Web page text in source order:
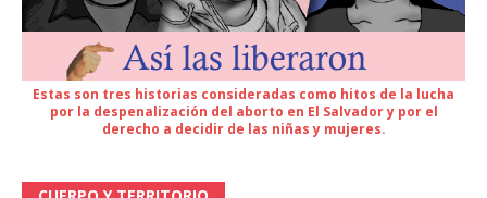
Estas son tres historias consideradas como hitos de la lucha
por la despenalización del aborto en El Salvador y por el
derecho a decidir de las niñas y mujeres.